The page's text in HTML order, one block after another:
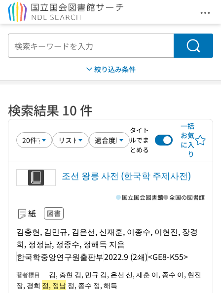
メ
検索
絞り込み条件
検索結果 10 件
タイト
ルでま
とめる
一括
お気
に入
り
조선 왕릉 사전 (한국학 주제사전)
紙 図書
김충현, 김민규, 김은선, 신재훈, 이종수, 이현진, 장경
희, 정정남, 정종수, 정해득 지음
한국학중앙연구원출판부2022.9 (2쇄)<GE8-K55>
国立国会図書館 全国の図書館
著者標目
김, 충현 김, 민규 김, 은선 신, 재훈 이, 종수 이, 현진
장, 경희 정, 정남 정, 종수 정, 해득